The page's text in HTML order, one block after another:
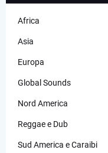
Africa
Asia
Europa
Global Sounds
Nord America
Reggae e Dub
Sud America e Caraibi